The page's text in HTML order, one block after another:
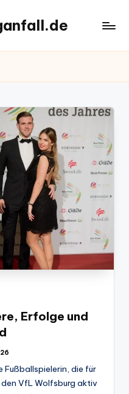
Erfolge und
Fußballspielerin, die für
VfL Wolfsburg aktiv